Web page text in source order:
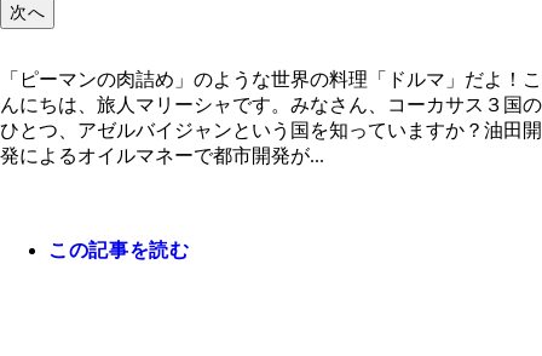
よ！
リエフ・センター」
しか見かけなかった
出飯
玉ねぎ、水、米、パセリ、塩胡椒、オリーブオイ
ミンパウダー、すりおろしにんにく、ローリエ、
メ
タを取り、ピーマンとトマトは中をくり抜き、な
に切れ目を入れる（ヘタの周りやくり抜いた部分
ルに入れ次のタネと混ぜる）
た米、塩胡椒、すりおろしにんにく、パセリ、ク
ウダー、オリーブオイルを入れ粘り気がでるまで
わせる
メを入れ、蓋をして３０分煮込んだら、塩胡椒で
えてできあがり！
ロンズ像
次へ
「ピーマンの肉詰め」のような世界の料理「ドルマ」だよ！こ
んにちは、旅人マリーシャです。みなさん、コーカサス３国の
ひとつ、アゼルバイジャンという国を知っていますか？油田開
発によるオイルマネーで都市開発が...
この記事を読む